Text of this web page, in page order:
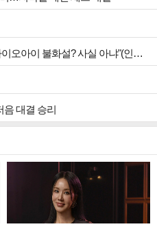
[비즈 스타] '내일도 출근' 강미나 "아이오아이 불화설? 사실 아냐"(인터뷰)
음 대결 승리